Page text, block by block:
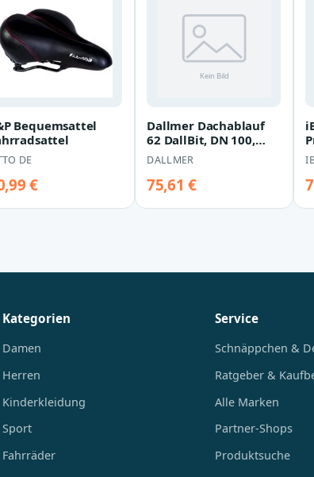
Bequemsattel
DE
€
Dallmer Dachablauf
62 DallBit, DN 100,
622068 622068
DALLMER
75,61 €
Kategorien
Damen
Herren
Kinderkleidung
Sport
Fahrräder
Service
Schnäppchen &
Ratgeber &
Alle Marken
Partner-Shops
Produktsuche